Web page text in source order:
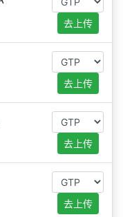
去上传
去上传
去上传
去上传